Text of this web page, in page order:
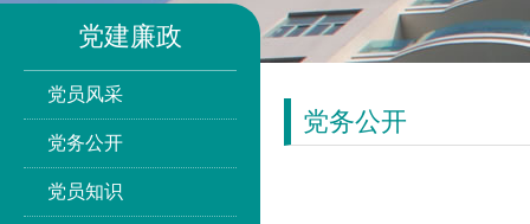
党建廉政
党员风采
党务公开
党员知识
党务公开